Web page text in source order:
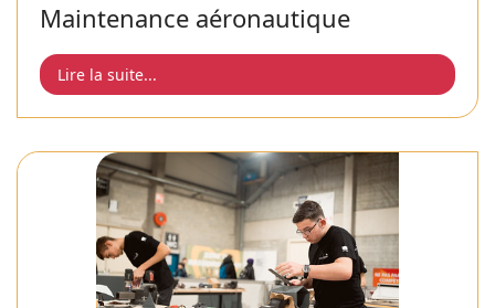
Maintenance aéronautique
Lire la suite...